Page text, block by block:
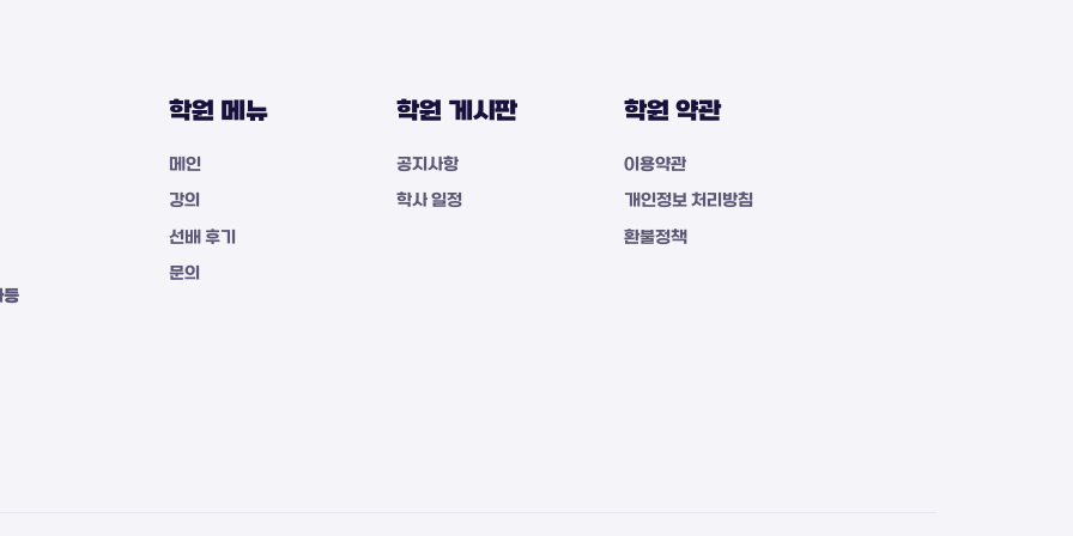
등
학원 메뉴
메인
강의
선배 후기
문의
학원 게시판
공지사항
학사 일정
학원 약관
이용약관
개인정보 처리방침
환불정책